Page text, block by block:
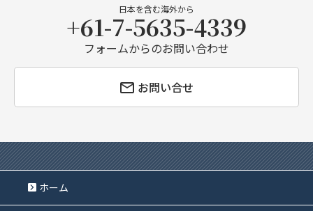
日本を含む海外から
+61-7-5635-4339
フォームからのお問い合わせ
お問い合せ
ホーム